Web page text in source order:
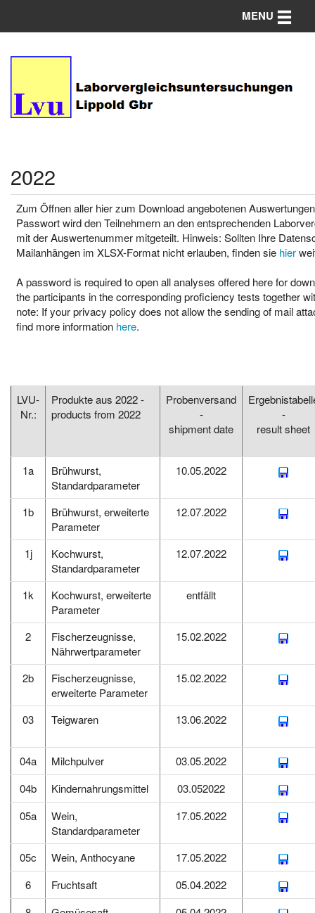
MENU Toggle
2022
Zum Öffnen aller hier zum Download angebotenen
Passwort wird den Teilnehmern an den entsprechenden
mit der Auswertenummer mitgeteilt. Hinweis: Sollten Ihre
Mailanhängen im XLSX-Format nicht erlauben, finden sie hier
A password is required to open all analyses offered here for
the participants in the corresponding proficiency tests together
note: If your privacy policy does not allow the sending of mail
find more information here.
LVU-
Nr.:
Produkte aus 2022 -
products from 2022
Probenversand
-
shipment date
-
result sheet
1a
Brühwurst,
Standardparameter
10.05.2022
1b
Brühwurst, erweiterte
Parameter
12.07.2022
1j
Kochwurst,
Standardparameter
12.07.2022
1k
Kochwurst, erweiterte
Parameter
entfällt
2
Fischerzeugnisse,
Nährwertparameter
15.02.2022
2b
Fischerzeugnisse,
erweiterte Parameter
15.02.2022
03 Teigwaren 13.06.2022
04a Milchpulver
03.05.2022
04b
Kindernahrungsmittel
03.052022
05a
Wein,
Standardparameter
17.05.2022
05c Wein, Anthocyane
17.05.2022
6
Fruchtsaft
05.04.2022